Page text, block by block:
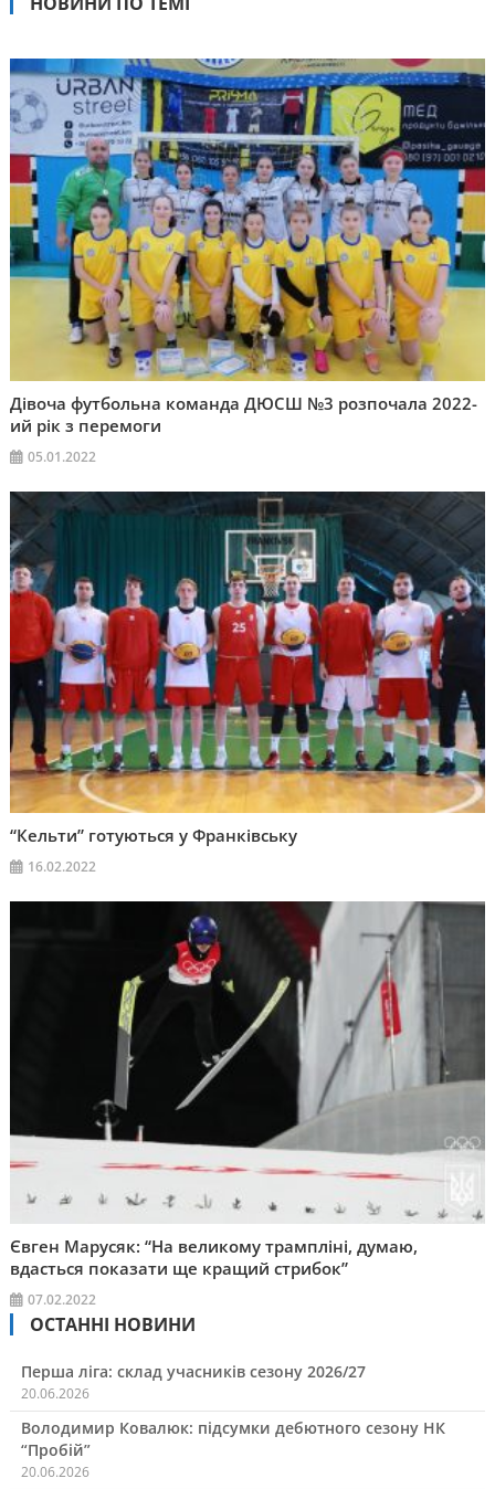
Дівоча футбольна команда ДЮСШ №3 розпочала 2022-
ий рік з перемоги
05.01.2022
“Кельти” готуються у Франківську
16.02.2022
Євген Марусяк: “На великому трампліні, думаю,
вдасться показати ще кращий стрибок”
07.02.2022
ОСТАННІ НОВИНИ
Перша ліга: склад учасників сезону 2026/27
20.06.2026
Володимир Ковалюк: підсумки дебютного сезону НК
“Пробій”
20.06.2026